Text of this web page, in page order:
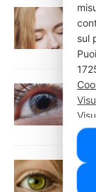
Pc
sul